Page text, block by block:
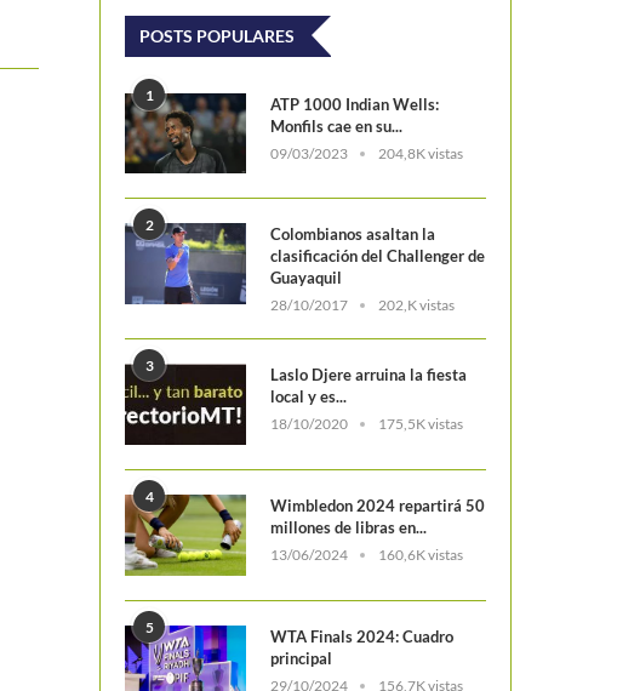
Emanuela Lares: “Mi gran objetivo para
POSTS POPULARES
1
ATP 1000 Indian Wells:
Monfils cae en su...
09/03/2023 204,8K vistas
2
Colombianos asaltan la
clasificación del Challenger de
Guayaquil
28/10/2017 202,K vistas
3
Laslo Djere arruina la fiesta
local y es...
18/10/2020 175,5K vistas
4
Wimbledon 2024 repartirá 50
millones de libras en...
13/06/2024 160,6K vistas
5
WTA Finals 2024: Cuadro
principal
29/10/2024 156,7K vistas